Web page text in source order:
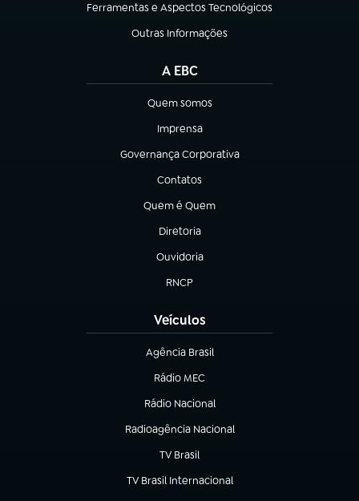
Ferramentas e Aspectos Tecnológicos
(abre em nova aba)
Outras Informações
(abre em nova aba)
A EBC
Quem somos
(abre em nova aba)
Imprensa
(abre em nova aba)
Governança Corporativa
(abre em nova aba)
Contatos
(abre em nova aba)
Quem é Quem
(abre em nova aba)
Diretoria
(abre em nova aba)
Ouvidoria
(abre em nova aba)
RNCP
(abre em nova aba)
Veículos
Agência Brasil
(abre em nova aba)
Rádio MEC
(abre em nova aba)
Rádio Nacional
Radioagência Nacional
(abre em nova aba)
TV Brasil
(abre em nova aba)
TV Brasil Internacional
(abre em nova aba)